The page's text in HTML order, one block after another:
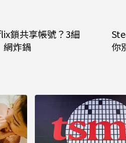
鎖共享帳號？3細
網炸鍋
你